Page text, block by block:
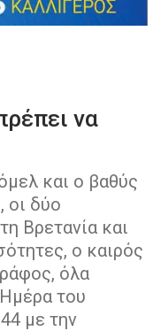
να
και ο βαθύς
οι δύο
Βρετανία και
ο καιρός
όλα
του
με την